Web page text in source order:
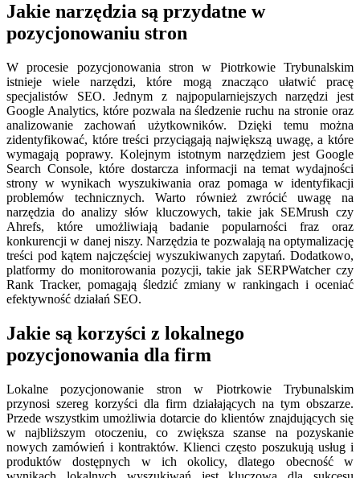
Jakie narzędzia są przydatne w
pozycjonowaniu stron
W procesie pozycjonowania stron w Piotrkowie Trybunalskim
istnieje wiele narzędzi, które mogą znacząco ułatwić pracę
specjalistów SEO. Jednym z najpopularniejszych narzędzi jest
Google Analytics, które pozwala na śledzenie ruchu na stronie oraz
analizowanie zachowań użytkowników. Dzięki temu można
zidentyfikować, które treści przyciągają największą uwagę, a które
wymagają poprawy. Kolejnym istotnym narzędziem jest Google
Search Console, które dostarcza informacji na temat wydajności
strony w wynikach wyszukiwania oraz pomaga w identyfikacji
problemów technicznych. Warto również zwrócić uwagę na
narzędzia do analizy słów kluczowych, takie jak SEMrush czy
Ahrefs, które umożliwiają badanie popularności fraz oraz
konkurencji w danej niszy. Narzędzia te pozwalają na optymalizację
treści pod kątem najczęściej wyszukiwanych zapytań. Dodatkowo,
platformy do monitorowania pozycji, takie jak SERPWatcher czy
Rank Tracker, pomagają śledzić zmiany w rankingach i oceniać
efektywność działań SEO.
Jakie są korzyści z lokalnego
pozycjonowania dla firm
Lokalne pozycjonowanie stron w Piotrkowie Trybunalskim
przynosi szereg korzyści dla firm działających na tym obszarze.
Przede wszystkim umożliwia dotarcie do klientów znajdujących się
w najbliższym otoczeniu, co zwiększa szanse na pozyskanie
nowych zamówień i kontraktów. Klienci często poszukują usług i
produktów dostępnych w ich okolicy, dlatego obecność w